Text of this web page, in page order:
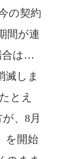
の契約
間が連
合は…
滅しま
とえ
、8月
を開始